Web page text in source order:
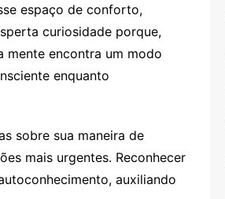
espaço de conforto,
curiosidade porque,
mente encontra um modo
enquanto
sobre sua maneira de
mais urgentes. Reconhecer
auxiliando